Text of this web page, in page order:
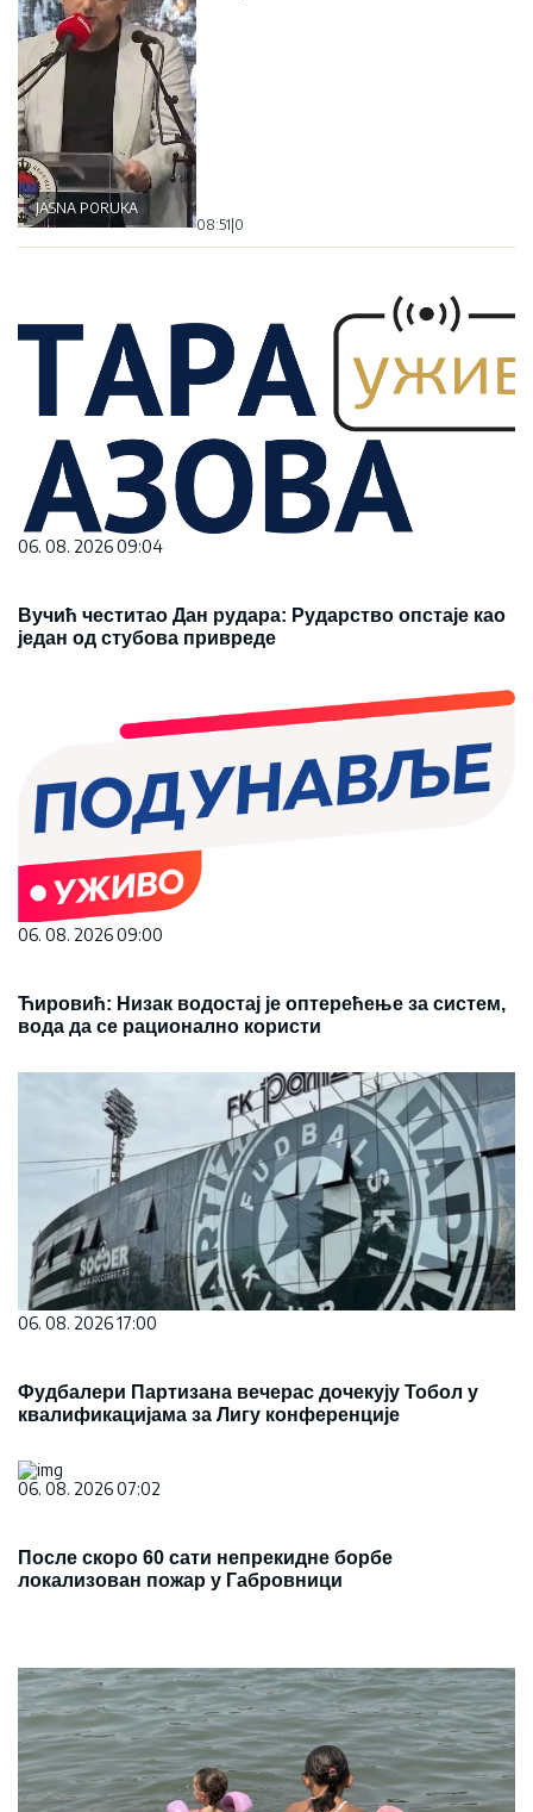
JASNA PORUKA
08:51 0
06. 08. 2026 09:04
Вучић честитао Дан рудара: Рударство опстаје као
један од стубова привреде
06. 08. 2026 09:00
Ћировић: Низак водостај је оптерећење за систем,
вода да се рационално користи
06. 08. 2026 17:00
Фудбалери Партизана вечерас дочекују Тобол у
квалификацијама за Лигу конференције
06. 08. 2026 07:02
После скоро 60 сати непрекидне борбе
локализован пожар у Габровници